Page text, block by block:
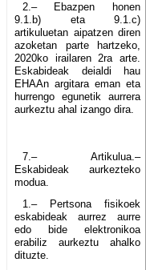
2.– Ebazpen honen
9.1.b) eta 9.1.c)
artikuluetan aipatzen diren
azoketan parte hartzeko,
2020ko irailaren 2ra arte.
Eskabideak deialdi hau
EHAAn argitara eman eta
hurrengo egunetik aurrera
aurkeztu ahal izango dira.
7.– Artikulua.–
Eskabideak aurkezteko
modua.
1.– Pertsona fisikoek
eskabideak aurrez aurre
edo bide elektronikoa
erabiliz aurkeztu ahalko
dituzte.